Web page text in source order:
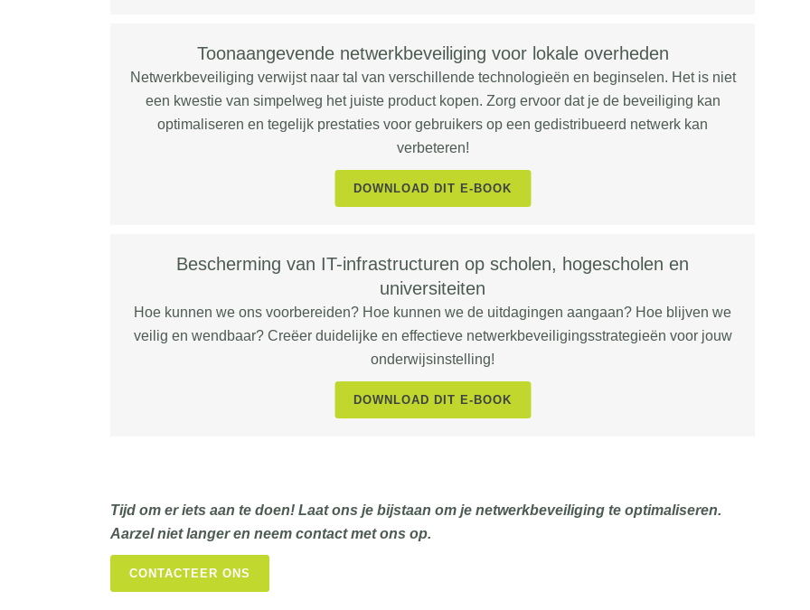
Toonaangevende netwerkbeveiliging voor lokale overheden
Netwerkbeveiliging verwijst naar tal van verschillende technologieën en beginselen. Het is niet
een kwestie van simpelweg het juiste product kopen. Zorg ervoor dat je de beveiliging kan
optimaliseren en tegelijk prestaties voor gebruikers op een gedistribueerd netwerk kan
verbeteren!
DOWNLOAD DIT E-BOOK
Bescherming van IT-infrastructuren op scholen, hogescholen en
universiteiten
Hoe kunnen we ons voorbereiden? Hoe kunnen we de uitdagingen aangaan? Hoe blijven we
veilig en wendbaar? Creëer duidelijke en effectieve netwerkbeveiligingsstrategieën voor jouw
onderwijsinstelling!
DOWNLOAD DIT E-BOOK
Tijd om er iets aan te doen! Laat ons je bijstaan om je netwerkbeveiliging te optimaliseren.
Aarzel niet langer en neem contact met ons op.
CONTACTEER ONS